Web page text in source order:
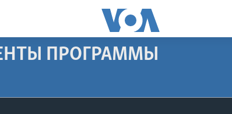
ПРОГРАММЫ